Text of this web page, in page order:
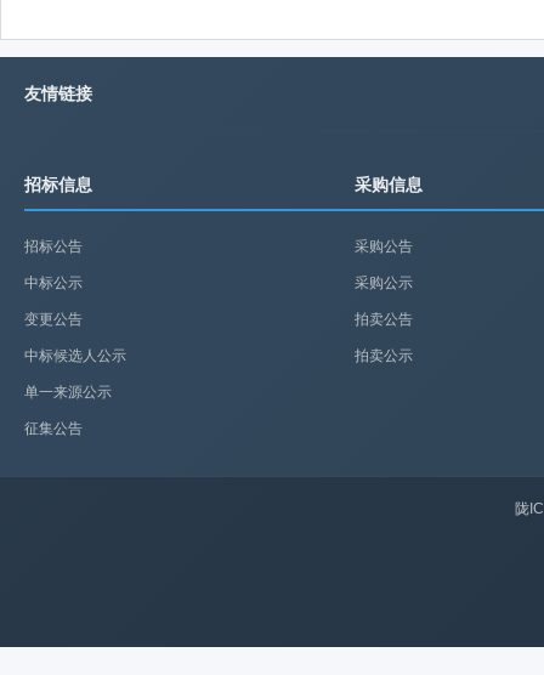
友情链接
招标信息
招标公告
中标公示
变更公告
中标候选人公示
单一来源公示
征集公告
采购信息
采购公告
采购公示
拍卖公告
拍卖公示
陇